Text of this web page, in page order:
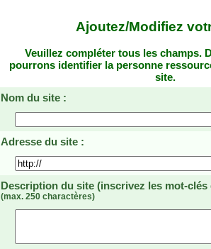
Ajoutez/Modifiez
Veuillez compléter tous les champs.
pourrons identifier la personne
site.
Nom du site :
Adresse du site :
Description du site (inscrivez les mot-
(max. 250 charactères)